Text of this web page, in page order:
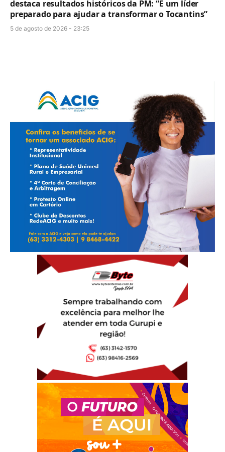
destaca resultados históricos da PM: “É um líder
preparado para ajudar a transformar o Tocantins”
5 de agosto de 2026 - 23:25